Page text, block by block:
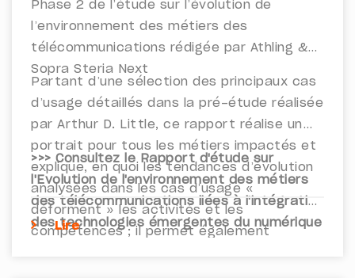
émergentes du numérique,
impacts sur le poste de travail
et les gestes métiers
Phase 2 de l’étude sur l’évolution de
l’environnement des métiers des
télécommunications rédigée par Athling &
Sopra Steria Next
Partant d’une sélection des principaux cas
d’usage détaillés dans la pré-étude réalisée
par Arthur D. Little, ce rapport réalise un
portrait pour tous les métiers impactés et
explique, en quoi les tendances d’évolution
analysées dans les cas d’usage «
déforment » les activités et les
compétences ; il permet également
>>> Consultez le Rapport d'étude sur
l'Evolution de l'environnement des métiers
des télécommunications liées à l'intégration
des technologies émergentes du numérique
Lire